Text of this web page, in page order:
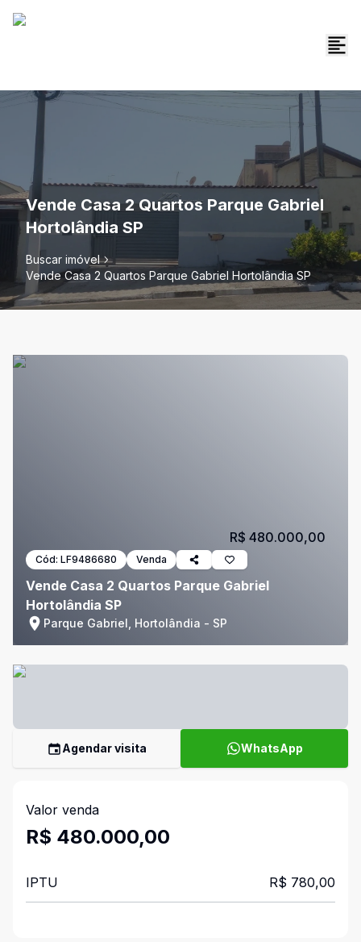
Vende Casa 2 Quartos Parque Gabriel
Hortolândia SP
Buscar imóvel
Vende Casa 2 Quartos Parque Gabriel Hortolândia SP
Cód: LF9486680 Venda
Vende Casa 2 Quartos Parque Gabriel
Hortolândia SP
Parque Gabriel, Hortolândia - SP
R$ 480.000,00
Agendar visita WhatsApp
Valor venda
R$ 480.000,00
IPTU R$ 780,00